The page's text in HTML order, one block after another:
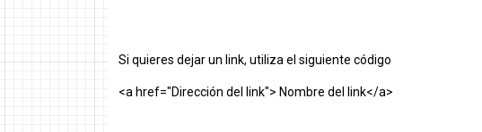
Si quieres dejar un link, utiliza el siguiente código
<a href="Dirección del link"> Nombre del link</a>